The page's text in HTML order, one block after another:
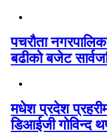
पचरौता
बढीको बजेट
मधेश प्रदेश
डिआईजी गोविन्द